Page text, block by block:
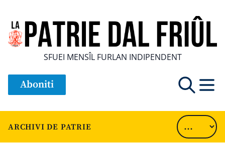
SFUEI MENSÎL FURLAN INDIPENDENT
Aboniti
ARCHIVI DE PATRIE